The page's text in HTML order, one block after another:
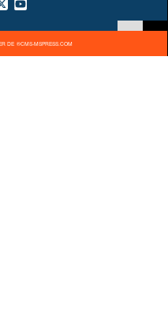
DE ®CMS-MSPRESS.COM